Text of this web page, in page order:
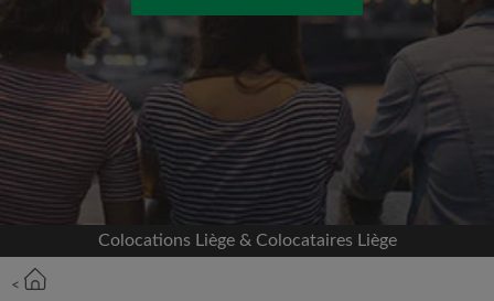
Nous ne publierons jamais sur votre page sans
votre accord
OU
Loyer max par mois (€)
Colocations Liège & Colocataires Liège
<